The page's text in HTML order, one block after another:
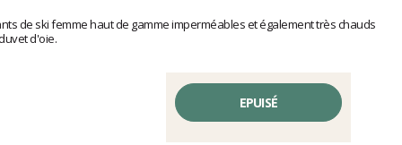
de ski femme haut de gamme imperméables et également très chauds
d'oie.
EPUISÉ